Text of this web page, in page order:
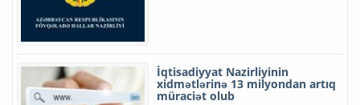
İqtisadiyyat Nazirliyinin
xidmətlərinə 13 milyondan artıq
müraciət olub